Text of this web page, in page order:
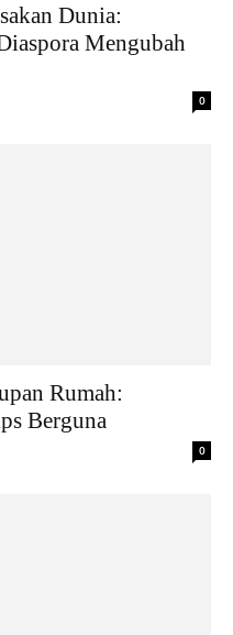
Dunia:
Mengubah
0
Rumah:
Berguna
0